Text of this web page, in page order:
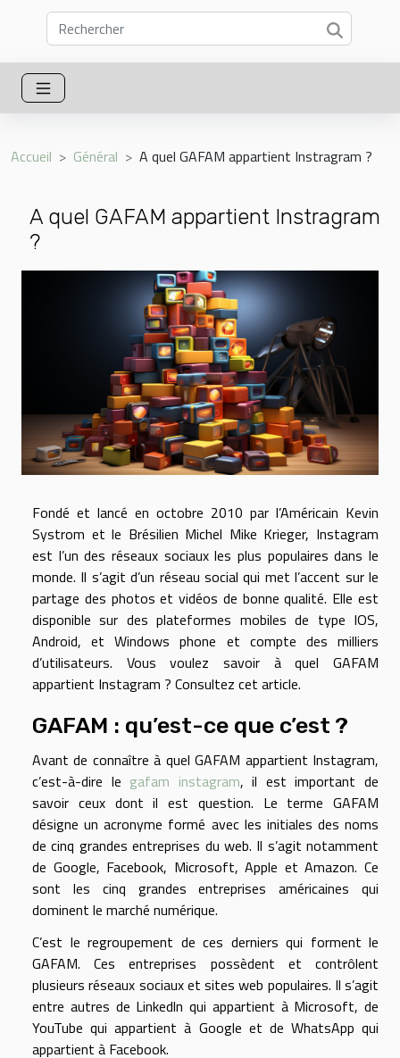
Accueil Général A quel GAFAM appartient Instragram ?
A quel GAFAM appartient Instragram
?
Fondé et lancé en octobre 2010 par l’Américain Kevin
Systrom et le Brésilien Michel Mike Krieger, Instagram
est l’un des réseaux sociaux les plus populaires dans le
monde. Il s’agit d’un réseau social qui met l’accent sur le
partage des photos et vidéos de bonne qualité. Elle est
disponible sur des plateformes mobiles de type IOS,
Android, et Windows phone et compte des milliers
d’utilisateurs. Vous voulez savoir à quel GAFAM
appartient Instagram ? Consultez cet article.
GAFAM : qu’est-ce que c’est ?
Avant de connaître à quel GAFAM appartient Instagram,
c’est-à-dire le gafam instagram, il est important de
savoir ceux dont il est question. Le terme GAFAM
désigne un acronyme formé avec les initiales des noms
de cinq grandes entreprises du web. Il s’agit notamment
de Google, Facebook, Microsoft, Apple et Amazon. Ce
sont les cinq grandes entreprises américaines qui
dominent le marché numérique.
C’est le regroupement de ces derniers qui forment le
GAFAM. Ces entreprises possèdent et contrôlent
plusieurs réseaux sociaux et sites web populaires. Il s’agit
entre autres de Linkedln qui appartient à Microsoft, de
YouTube qui appartient à Google et de WhatsApp qui
appartient à Facebook.